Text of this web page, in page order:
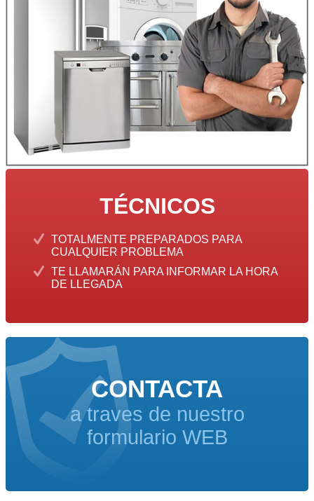
TÉCNICOS
TOTALMENTE PREPARADOS PARA
CUALQUIER PROBLEMA
TE LLAMARÁN PARA INFORMAR LA HORA
DE LLEGADA
CONTACTA
a traves de nuestro
formulario WEB